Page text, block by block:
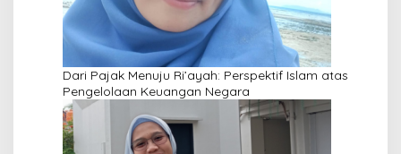
Dari Pajak Menuju Ri’ayah: Perspektif Islam atas
Pengelolaan Keuangan Negara